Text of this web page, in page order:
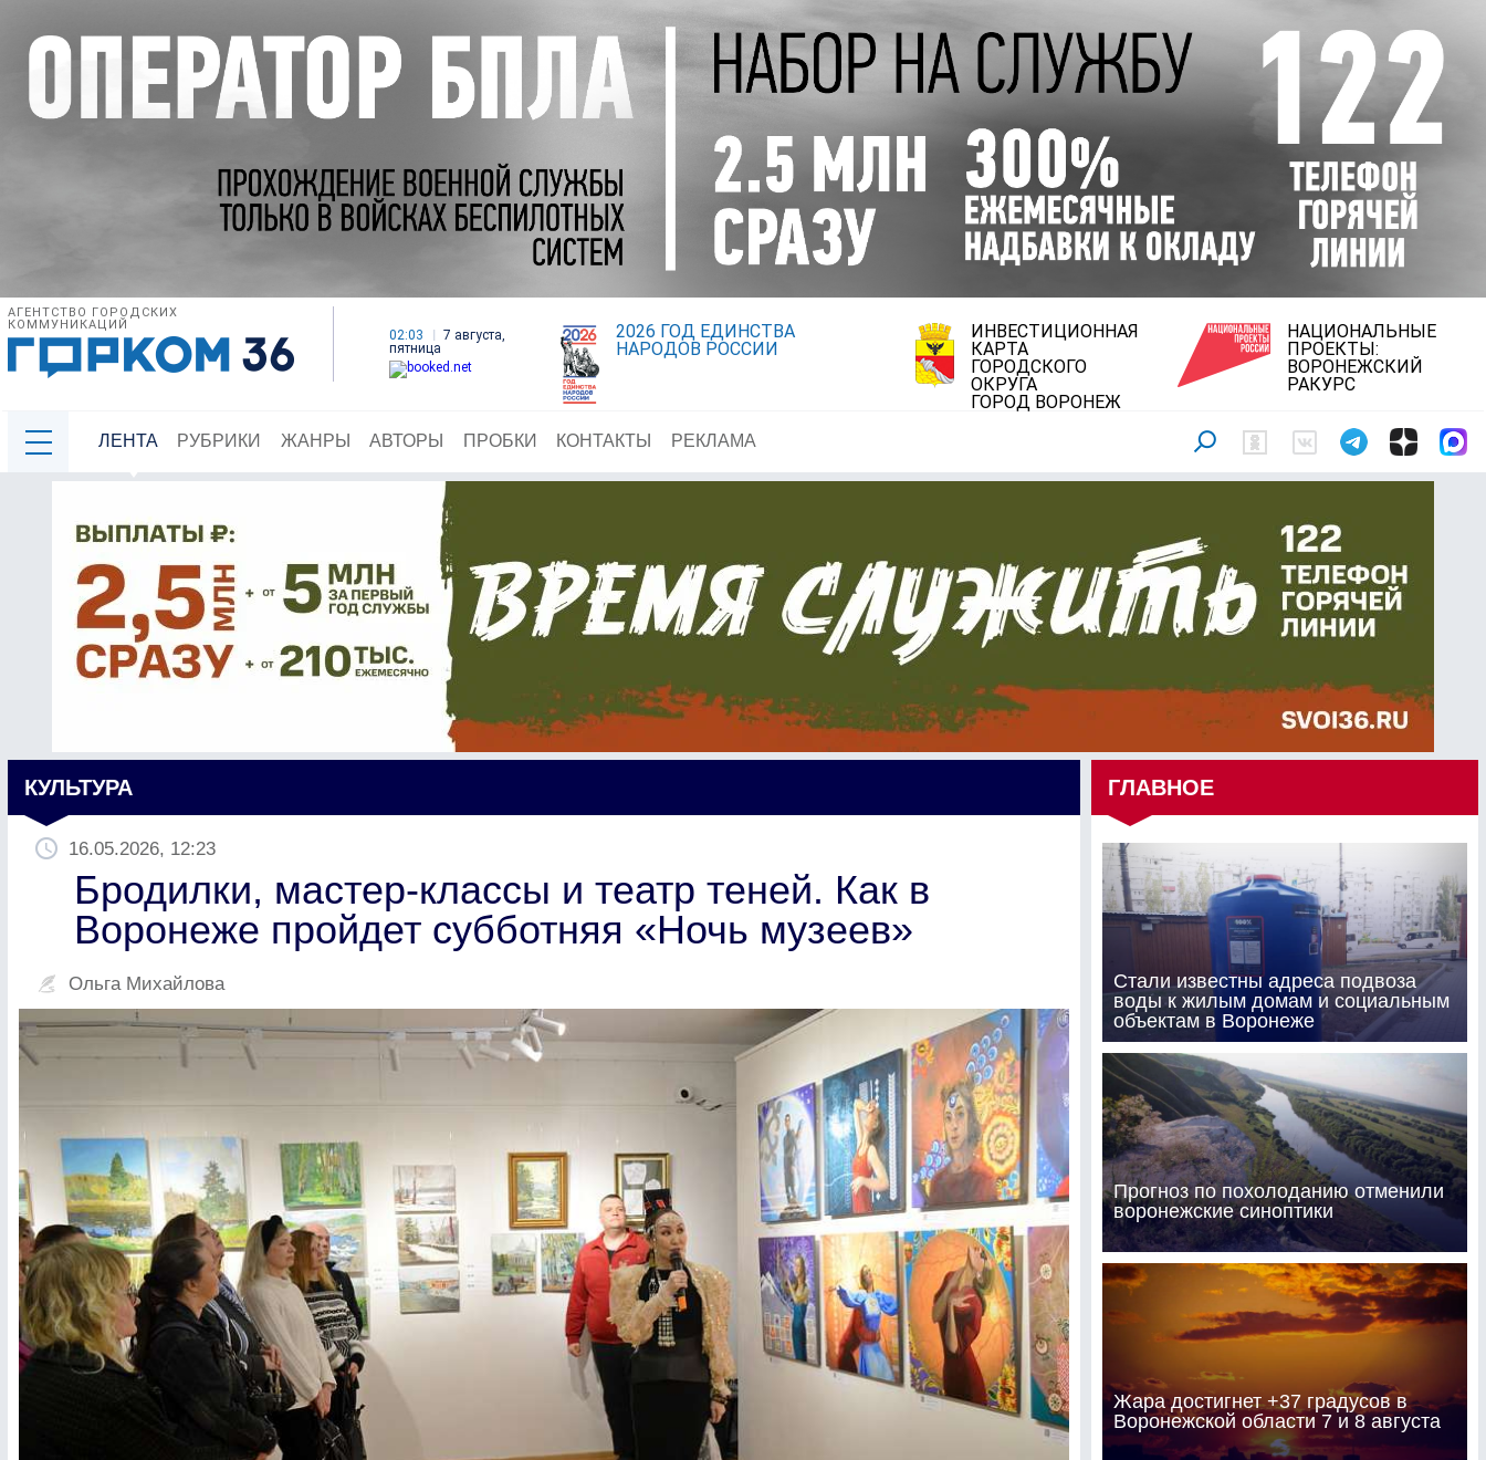
АГЕНТСТВО ГОРОДСКИХ
КОММУНИКАЦИЙ
02:03
7 августа,
пятница
2026 ГОД ЕДИНСТВА
НАРОДОВ РОССИИ
ИНВЕСТИЦИОННАЯ
КАРТА
ГОРОДСКОГО
ОКРУГА
ГОРОД ВОРОНЕЖ
НАЦИОНАЛЬНЫЕ
ПРОЕКТЫ:
ВОРОНЕЖСКИЙ
РАКУРС
ЛЕНТА РУБРИКИ ЖАНРЫ АВТОРЫ ПРОБКИ КОНТАКТЫ РЕКЛАМА
КУЛЬТУРА
16.05.2026, 12:23
Бродилки, мастер-классы и театр теней. Как в
Воронеже пройдет субботняя «Ночь музеев»
Ольга Михайлова
ГЛАВНОЕ
Стали известны адреса подвоза
воды к жилым домам и социальным
объектам в Воронеже
Прогноз по похолоданию отменили
воронежские синоптики
Жара достигнет +37 градусов в
Воронежской области 7 и 8 августа